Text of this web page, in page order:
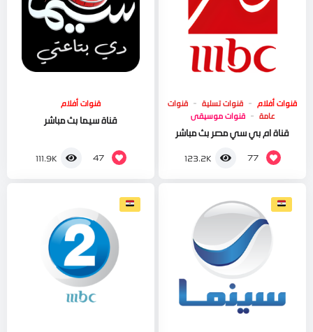
قنوات أفلام قنوات تسلية
قنوات
عامة
قنوات موسيقى
قناة ام بي سي مصر بث مباشر
77
123.2K
قنوات أفلام
قناة سيما بث مباشر
47
111.9K